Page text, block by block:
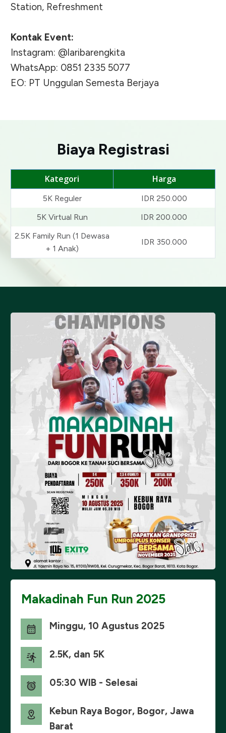
Station, Refreshment
Kontak Event:
Instagram: @laribarengkita
WhatsApp: 0851 2335 5077
EO: PT Unggulan Semesta Berjaya
Biaya Registrasi
Kategori Harga
5K Reguler
IDR 250.000
5K Virtual Run
IDR 200.000
2.5K Family Run (1 Dewasa
+ 1 Anak)
IDR 350.000
Makadinah Fun Run 2025
Minggu, 10 Agustus 2025
2.5K, dan 5K
05:30 WIB - Selesai
Kebun Raya Bogor, Bogor, Jawa
Barat